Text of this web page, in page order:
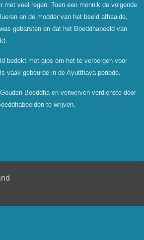
met veel regen. Toen een monnik de volgende
en de modder van het beeld afhaalde,
gebarsten en dat het Boeddhabeeld van
bedekt met gips om het te verbergen voor
vaak gebeurde in de Ayutthaya-periode.
Boeddha en verwerven verdienste door
te wrijven.